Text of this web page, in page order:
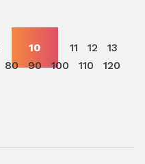
10 11 12
13
80 90 100 110
120